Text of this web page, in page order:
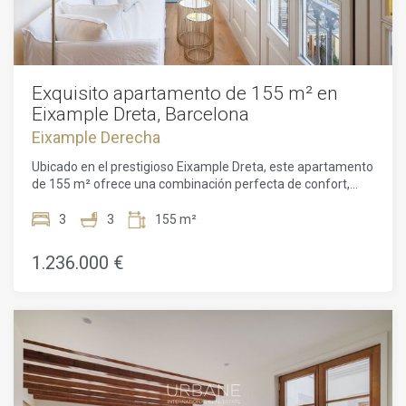
Exquisito apartamento de 155 m² en
Eixample Dreta, Barcelona
Eixample Derecha
Ubicado en el prestigioso Eixample Dreta, este apartamento
de 155 m² ofrece una combinación perfecta de confort,
buscan una experiencia de vida lujosa y tranquila en uno de
luminoso salón-comedor es el corazón del hogar, perfecto
para reuniones familiares o para recibir invitados. Al lado del
tranquilos al aire libre.La amplia cocina totalmente equipada
está abierta al comedor, creando una fluidez moderna y
funcional entre los espacios. El apartamento cuenta con
tres dormitorios en suite, cada uno con su propio baño
privado, proporcionando privacidad y confort para todos.Los
3 3 155 m²
1.236.000 €